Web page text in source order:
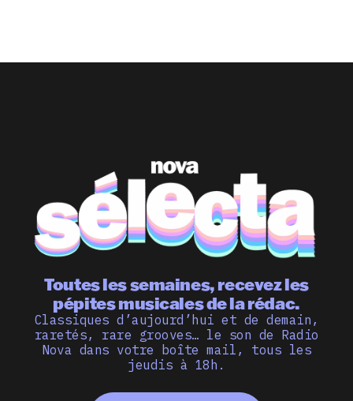
Toutes les semaines, recevez les
pépites musicales de la rédac.
Classiques d’aujourd’hui et de demain,
raretés, rare grooves… le son de Radio
Nova dans votre boîte mail, tous les
jeudis à 18h.